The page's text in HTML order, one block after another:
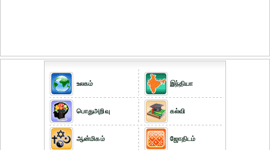
உலகம்
பொதுஅறிவு
ஆன்மிகம்
இந்தியா
கல்வி
ஜோதிடம்